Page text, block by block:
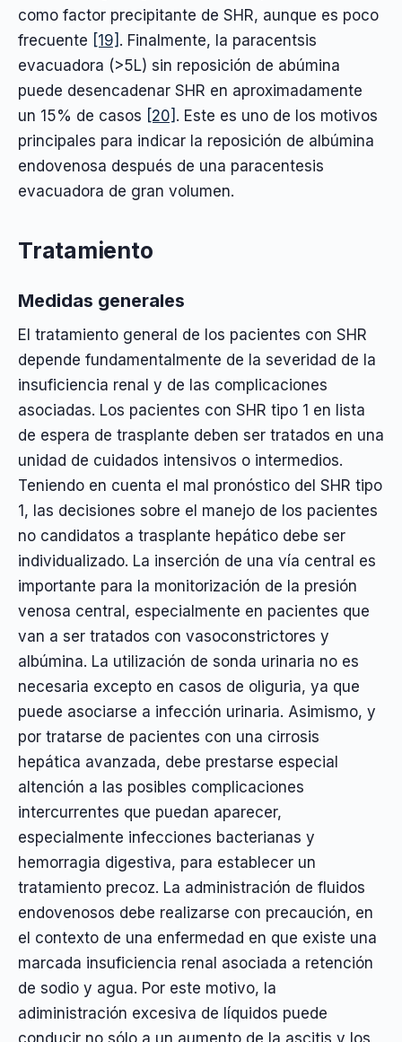
como factor precipitante de SHR, aunque es poco
frecuente [19] . Finalmente, la paracentsis
evacuadora (>5L) sin reposición de abúmina
puede desencadenar SHR en aproximadamente
un 15% de casos [20] . Este es uno de los motivos
principales para indicar la reposición de albúmina
endovenosa después de una paracentesis
evacuadora de gran volumen.
Tratamiento
Medidas generales
El tratamiento general de los pacientes con SHR
depende fundamentalmente de la severidad de la
insuficiencia renal y de las complicaciones
asociadas. Los pacientes con SHR tipo 1 en lista
de espera de trasplante deben ser tratados en una
unidad de cuidados intensivos o intermedios.
Teniendo en cuenta el mal pronóstico del SHR tipo
1, las decisiones sobre el manejo de los pacientes
no candidatos a trasplante hepático debe ser
individualizado. La inserción de una vía central es
importante para la monitorización de la presión
venosa central, especialmente en pacientes que
van a ser tratados con vasoconstrictores y
albúmina. La utilización de sonda urinaria no es
necesaria excepto en casos de oliguria, ya que
puede asociarse a infección urinaria. Asimismo, y
por tratarse de pacientes con una cirrosis
hepática avanzada, debe prestarse especial
altención a las posibles complicaciones
intercurrentes que puedan aparecer,
especialmente infecciones bacterianas y
hemorragia digestiva, para establecer un
tratamiento precoz. La administración de fluidos
endovenosos debe realizarse con precaución, en
el contexto de una enfermedad en que existe una
marcada insuficiencia renal asociada a retención
de sodio y agua. Por este motivo, la
adiministración excesiva de líquidos puede
conducir no sólo a un aumento de la ascitis y los